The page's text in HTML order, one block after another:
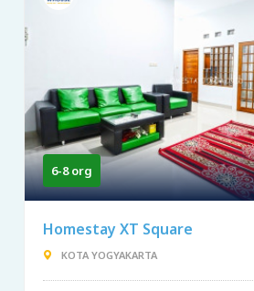
6-8 org
Homestay XT Square
KOTA YOGYAKARTA